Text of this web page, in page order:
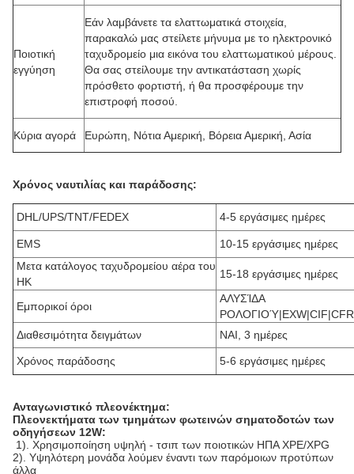
Ποιοτική
εγγύηση
Εάν λαμβάνετε τα ελαττωματικά στοιχεία,
παρακαλώ μας στείλετε μήνυμα με το ηλεκτρονικό
ταχυδρομείο μια εικόνα του ελαττωματικού μέρους.
Θα σας στείλουμε την αντικατάσταση χωρίς
πρόσθετο φορτιστή, ή θα προσφέρουμε την
επιστροφή ποσού.
Κύρια αγορά Ευρώπη, Νότια Αμερική, Βόρεια Αμερική, Ασία
Χρόνος ναυτιλίας και παράδοσης:
DHL/UPS/TNT/FEDEX 4-5 εργάσιμες ημέρες
EMS
10-15 εργάσιμες ημέρες
Μετα κατάλογος ταχυδρομείου αέρα του
HK
15-18 εργάσιμες ημέρες
Εμπορικοί όροι
ΑΛΥΣΊΔΑ
ΡΟΛΟΓΙΟΎ|EXW|CIF|CFR
Διαθεσιμότητα δειγμάτων
ΝΑΙ, 3 ημέρες
Χρόνος παράδοσης 5-6 εργάσιμες ημέρες
Ανταγωνιστικό πλεονέκτημα:
Πλεονεκτήματα των τμημάτων φωτεινών σηματοδοτών των
οδηγήσεων 12W:
1). Χρησιμοποίηση υψηλή - τσιπ των ποιοτικών ΗΠΑ XPE/XPG
2). Υψηλότερη μονάδα λούμεν έναντι των παρόμοιων προτύπων
άλλα